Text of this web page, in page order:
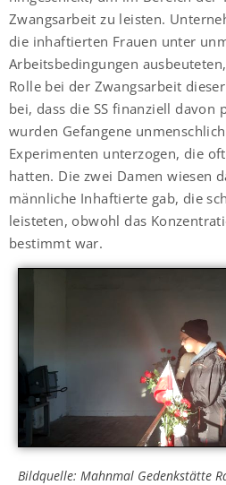
Zwangsarbeit zu leisten.
die inhaftierten Frauen unter
Arbeitsbedingungen
Rolle bei der Zwangsarbeit
bei, dass die SS finanziell davon
wurden Gefangene
Experimenten unterzogen, die
hatten. Die zwei Damen wiesen
männliche Inhaftierte gab, die
leisteten, obwohl das
bestimmt war.
Bildquelle: Mahnmal Gedenkstätte